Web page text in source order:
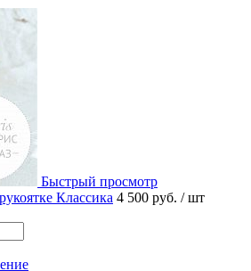
Быстрый просмотр
Классика 4 500 руб. / шт